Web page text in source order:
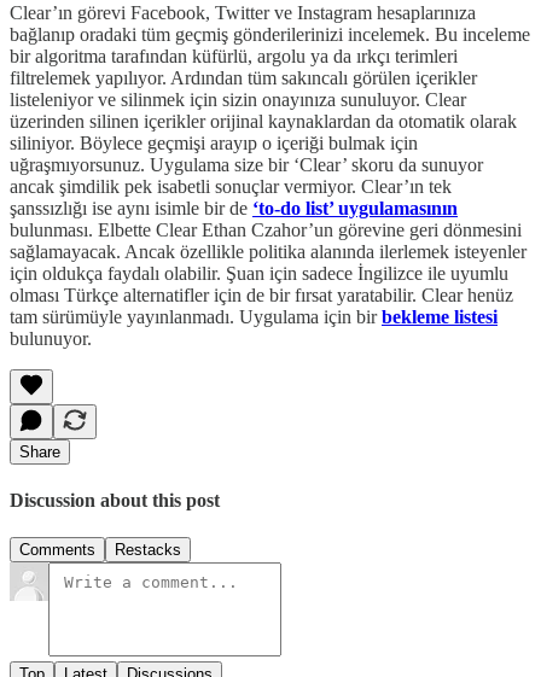
Clear’ın görevi Facebook, Twitter ve Instagram hesaplarınıza
bağlanıp oradaki tüm geçmiş gönderilerinizi incelemek. Bu inceleme
bir algoritma tarafından küfürlü, argolu ya da ırkçı terimleri
filtrelemek yapılıyor. Ardından tüm sakıncalı görülen içerikler
listeleniyor ve silinmek için sizin onayınıza sunuluyor. Clear
üzerinden silinen içerikler orijinal kaynaklardan da otomatik olarak
siliniyor. Böylece geçmişi arayıp o içeriği bulmak için
uğraşmıyorsunuz. Uygulama size bir ‘Clear’ skoru da sunuyor
ancak şimdilik pek isabetli sonuçlar vermiyor. Clear’ın tek
şanssızlığı ise aynı isimle bir de ‘to-do list’ uygulamasının
bulunması. Elbette Clear Ethan Czahor’un görevine geri dönmesini
sağlamayacak. Ancak özellikle politika alanında ilerlemek isteyenler
için oldukça faydalı olabilir. Şuan için sadece İngilizce ile uyumlu
olması Türkçe alternatifler için de bir fırsat yaratabilir. Clear henüz
tam sürümüyle yayınlanmadı. Uygulama için birbekleme listesi
bulunuyor.
Share
Discussion about this post
Comments Restacks